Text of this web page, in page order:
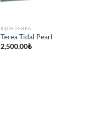
IQOS TEREA
Terea Tidal Pearl
2,500.00₺